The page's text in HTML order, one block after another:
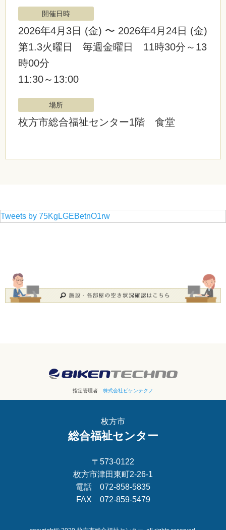
開催日時
2026年4月3日 (金) 〜 2026年4月24日 (金)
第1.3火曜日 毎週金曜日 11時30分～13
時00分
11:30～13:00
場所
枚方市総合福祉センター1階 食堂
Tweets by 75KgLGEBetnO1rw
指定管理者 株式会社ビケンテクノ
枚方市
総合福祉センター
〒573-0122
枚方市津田東町2-26-1
電話 072-858-5835
FAX 072-859-5479